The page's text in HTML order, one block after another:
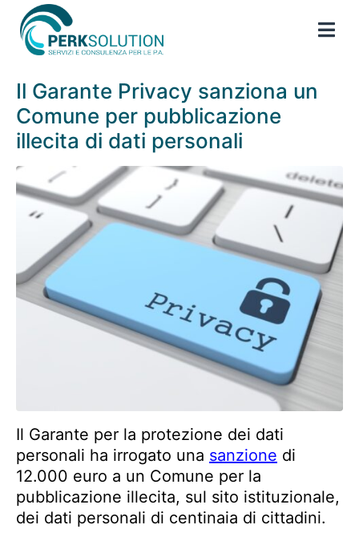
Il Garante Privacy sanziona un
Comune per pubblicazione
illecita di dati personali
Il Garante per la protezione dei dati
personali ha irrogato una sanzione di
12.000 euro a un Comune per la
pubblicazione illecita, sul sito istituzionale,
dei dati personali di centinaia di cittadini.